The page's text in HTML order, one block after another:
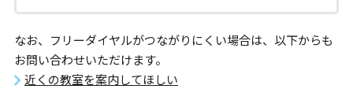
なお、フリーダイヤルがつながりにくい場合は、以下からも
お問い合わせいただけます。
近くの教室を案内してほしい